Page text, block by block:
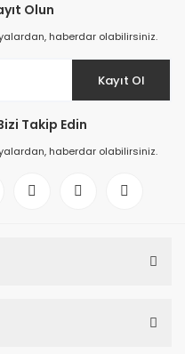
Olun
haberdar olabilirsiniz.
Kayıt Ol
Takip Edin
haberdar olabilirsiniz.